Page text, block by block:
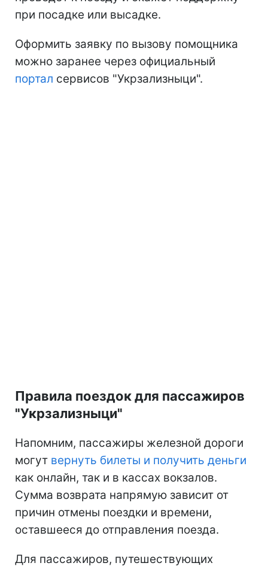
при посадке или высадке.
Оформить заявку по вызову помощника
можно заранее через официальный
портал сервисов "Укрзализныци".
Правила поездок для пассажиров
"Укрзализныци"
Напомним, пассажиры железной дороги
могут вернуть билеты и получить деньги
как онлайн, так и в кассах вокзалов.
Сумма возврата напрямую зависит от
причин отмены поездки и времени,
оставшееся до отправления поезда.
Для пассажиров, путешествующих